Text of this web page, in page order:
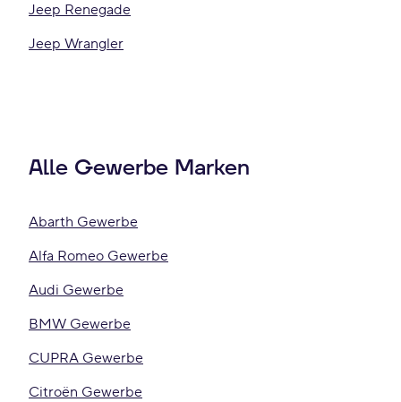
Jeep Renegade
Jeep Wrangler
Alle Gewerbe Marken
Abarth Gewerbe
Alfa Romeo Gewerbe
Audi Gewerbe
BMW Gewerbe
CUPRA Gewerbe
Citroën Gewerbe